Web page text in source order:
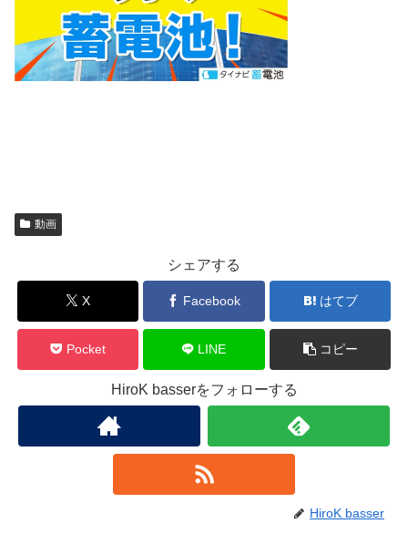
動画
シェアする
X Facebook はてブ
Pocket LINE コピー
HiroK basserをフォローする
HiroK basser